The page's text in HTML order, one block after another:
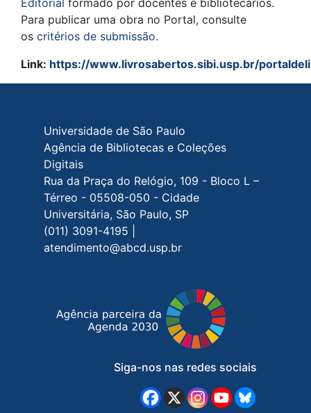
Para publicar uma obra no Portal, consulte
os critérios de submissão.
Link: https://www.livrosabertos.sibi.usp.br/
Rodapé do site
Universidade de São Paulo
Agência de Bibliotecas e Coleções
Digitais
Rua da Praça do Relógio, 109 - Bloco L –
Térreo - 05508-050 - Cidade
Universitária, São Paulo, SP
(011) 3091-4195 |
atendimento@abcd.usp.br
Siga-nos nas redes sociais